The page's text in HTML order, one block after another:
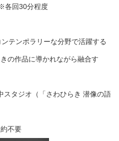
各回30分程度
ンポラリーな分野で活躍する
の作品に導かれながら融合す
タジオ（「さわひらき 潜像の語
不要